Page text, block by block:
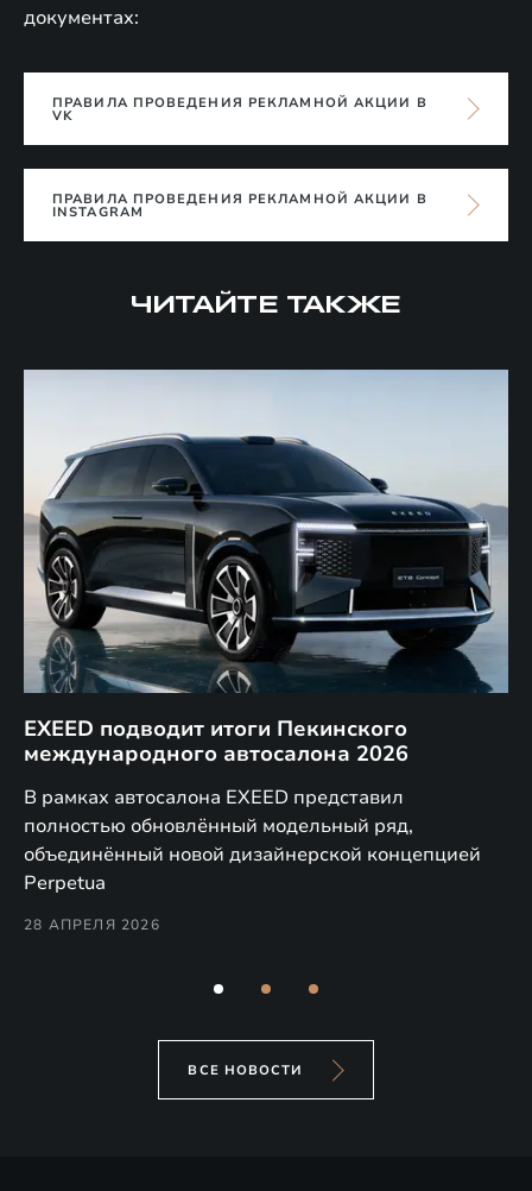
документах:
ПРАВИЛА ПРОВЕДЕНИЯ РЕКЛАМНОЙ АКЦИИ В
VK
ПРАВИЛА ПРОВЕДЕНИЯ РЕКЛАМНОЙ АКЦИИ В
INSTAGRAM
ЧИТАЙТЕ ТАКЖЕ
EXEED подводит итоги Пекинского
международного автосалона 2026
В рамках автосалона EXEED представил
полностью обновлённый модельный ряд,
объединённый новой дизайнерской концепцией
Perpetua
28 АПРЕЛЯ 2026
ВСЕ НОВОСТИ